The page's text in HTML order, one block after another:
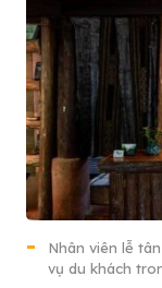
Nhân viên lễ
vụ du khách